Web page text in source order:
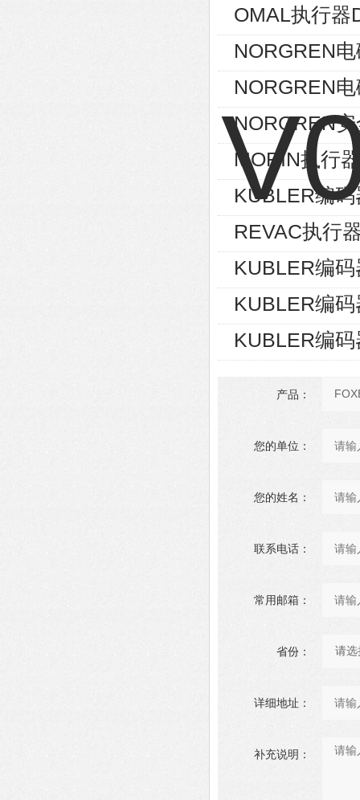
OMAL执行器
NORGREN
NORGREN
NORGREN
MORIN执行
KUBLER编
REVAC执行
KUBLER编
KUBLER编
KUBLER编
产品：
您的单位：
您的姓名：
联系电话：
常用邮箱：
省份：
详细地址：
补充说明：